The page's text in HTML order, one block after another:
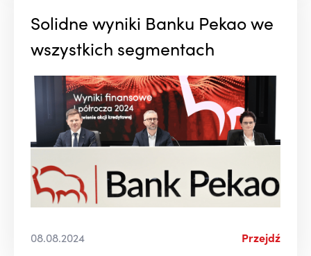
Solidne wyniki Banku Pekao we
wszystkich segmentach
08.08.2024 Przejdź